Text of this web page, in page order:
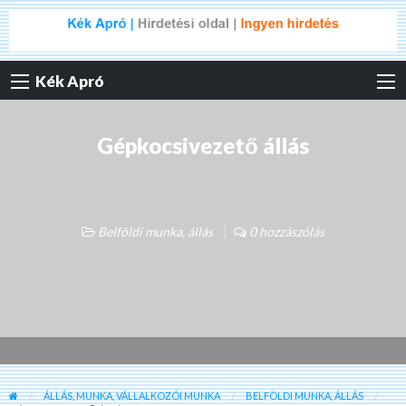
Kék Apró
Gépkocsivezető állás
Belföldi munka, állás 0 hozzászólás
ÁLLÁS, MUNKA, VÁLLALKOZÓI MUNKA
BELFÖLDI MUNKA, ÁLLÁS